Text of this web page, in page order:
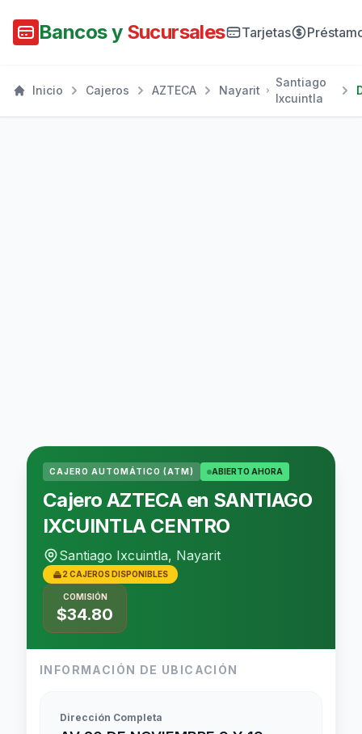
Bancos y Sucursales Tarjetas
Inicio Cajeros AZTECA Nayarit
Santiago
Ixcuintla
CAJERO AUTOMÁTICO (ATM) ABIERTO AHORA
Cajero AZTECA en SANTIAGO
IXCUINTLA CENTRO
Santiago Ixcuintla, Nayarit
2 CAJEROS DISPONIBLES
COMISIÓN
$34.80
INFORMACIÓN DE UBICACIÓN
Dirección Completa